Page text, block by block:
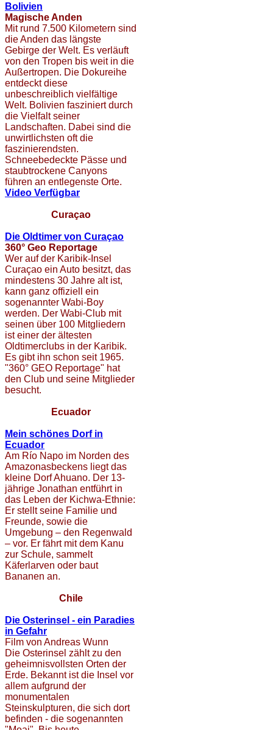
Bolivien
Magische Anden
Mit rund 7.500 Kilometern sind
die Anden das längste
Gebirge der Welt. Es verläuft
von den Tropen bis weit in die
Außertropen. Die Dokureihe
entdeckt diese
unbeschreiblich vielfältige
Welt. Bolivien fasziniert durch
die Vielfalt seiner
Landschaften. Dabei sind die
unwirtlichsten oft die
faszinierendsten.
Schneebedeckte Pässe und
staubtrockene Canyons
führen an entlegenste Orte.
Video Verfügbar
Curaçao
Die Oldtimer von Curaçao
360° Geo Reportage
Wer auf der Karibik-Insel
Curaçao ein Auto besitzt, das
mindestens 30 Jahre alt ist,
kann ganz offiziell ein
sogenannter Wabi-Boy
werden. Der Wabi-Club mit
seinen über 100 Mitgliedern
ist einer der ältesten
Oldtimerclubs in der Karibik.
Es gibt ihn schon seit 1965.
"360° GEO Reportage" hat
den Club und seine Mitglieder
besucht.
Ecuador
Mein schönes Dorf in
Ecuador
Am Río Napo im Norden des
Amazonasbeckens liegt das
kleine Dorf Ahuano. Der 13-
jährige Jonathan entführt in
das Leben der Kichwa-Ethnie:
Er stellt seine Familie und
Freunde, sowie die
Umgebung – den Regenwald
– vor. Er fährt mit dem Kanu
zur Schule, sammelt
Käferlarven oder baut
Bananen an.
Chile
Die Osterinsel - ein Paradies
in Gefahr
Film von Andreas Wunn
Die Osterinsel zählt zu den
geheimnisvollsten Orten der
Erde. Bekannt ist die Insel vor
allem aufgrund der
monumentalen
Steinskulpturen, die sich dort
befinden - die sogenannten